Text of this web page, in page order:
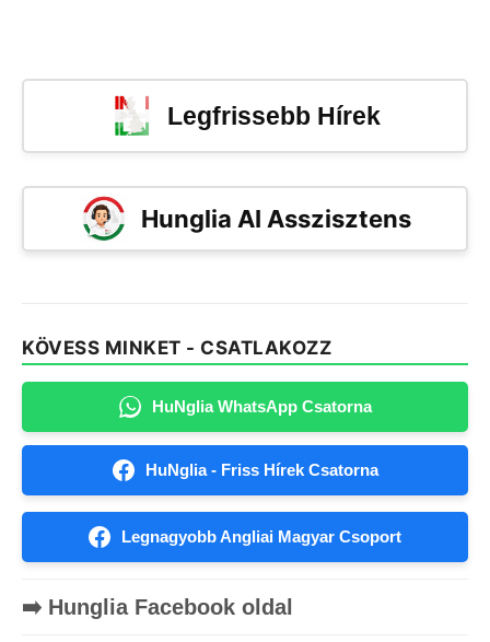
Legfrissebb Hírek
Hunglia AI Asszisztens
KÖVESS MINKET - CSATLAKOZZ
HuNglia WhatsApp Csatorna
HuNglia - Friss Hírek Csatorna
Legnagyobb Angliai Magyar Csoport
➡️ Hunglia Facebook oldal